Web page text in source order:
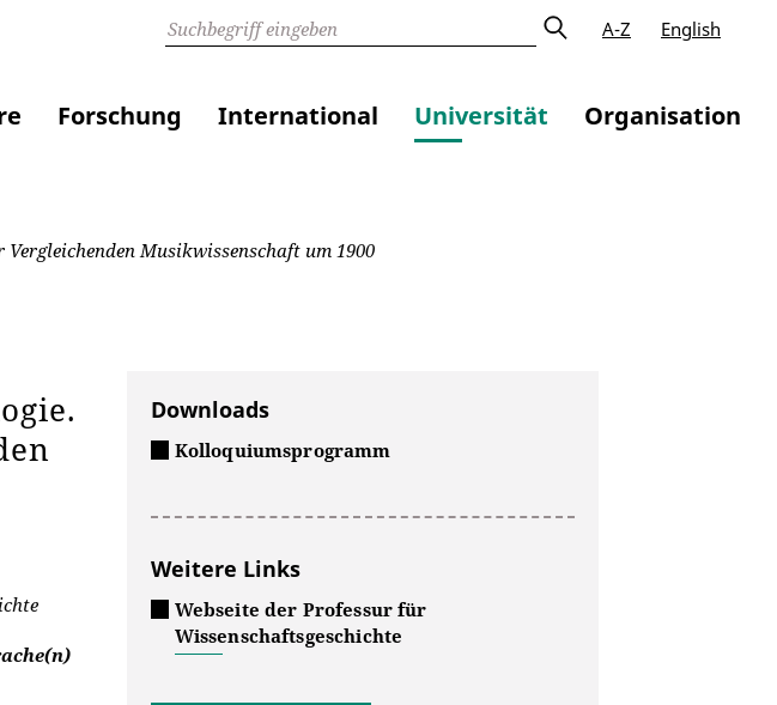
A-Z English
Forschung International Universität Organisation
Musikwissenschaft um 1900
Downloads
Kolloquiumsprogramm
Weitere Links
Webseite der Professur für
Wissenschaftsgeschichte